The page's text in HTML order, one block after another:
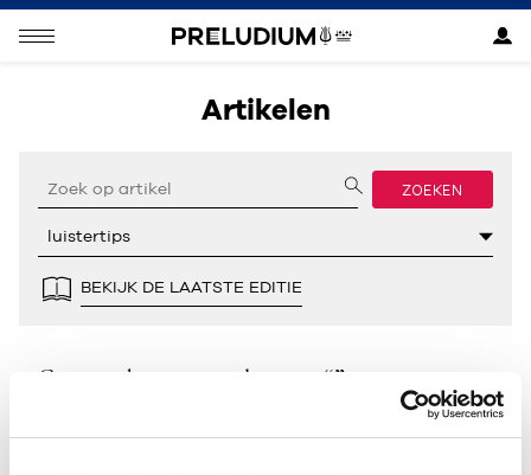
Artikelen
ZOEKEN
BEKIJK DE LAATSTE EDITIE
Geen resultaten gevonden voor “”.